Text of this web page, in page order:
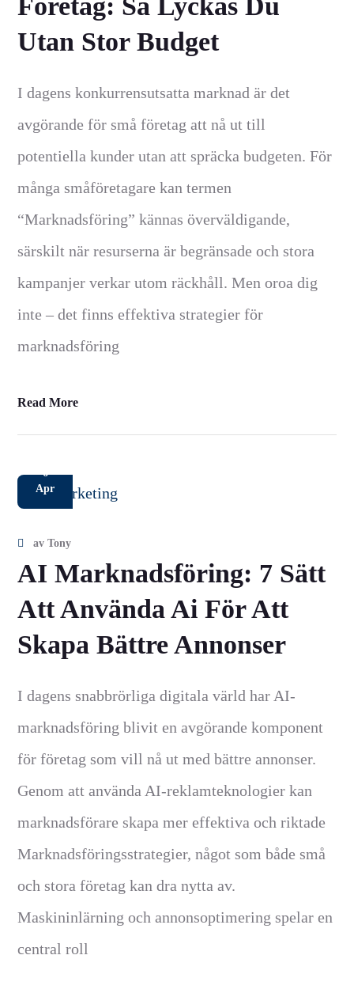
Företag: Så Lyckas Du
Utan Stor Budget
I dagens konkurrensutsatta marknad är det
avgörande för små företag att nå ut till
potentiella kunder utan att spräcka budgeten. För
många småföretagare kan termen
“Marknadsföring” kännas överväldigande,
särskilt när resurserna är begränsade och stora
kampanjer verkar utom räckhåll. Men oroa dig
inte – det finns effektiva strategier för
marknadsföring
Read More
6
Apr
avTony
AI Marknadsföring: 7 Sätt
Att Använda Ai För Att
Skapa Bättre Annonser
I dagens snabbrörliga digitala värld har AI-
marknadsföring blivit en avgörande komponent
för företag som vill nå ut med bättre annonser.
Genom att använda AI-reklamteknologier kan
marknadsförare skapa mer effektiva och riktade
Marknadsföringsstrategier, något som både små
och stora företag kan dra nytta av.
Maskininlärning och annonsoptimering spelar en
central roll